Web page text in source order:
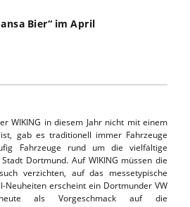
Bier“ im April
WIKING in diesem Jahr nicht mit einem
gab es traditionell immer Fahrzeuge
Fahrzeuge rund um die vielfältige
Dortmund. Auf WIKING müssen die
verzichten, auf das messetypische
Neuheiten erscheint ein Dortmunder VW
als Vorgeschmack auf die